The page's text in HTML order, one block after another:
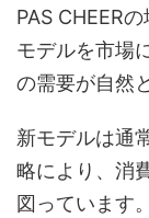
PAS CHEER
モデルを市場
の需要が自然
新モデルは通
略により、消
図っています。